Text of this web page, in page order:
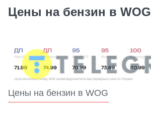
Цены на бензин в WOG
Цены на бензин в WOG